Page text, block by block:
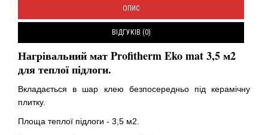
ОПИС
ВІДГУКІВ (0)
Нагрівальний мат Profitherm Eko mat 3,5 м2
для теплої підлоги.
Вкладається в шар клею безпосередньо під керамічну
плитку.
Площа теплої підлоги - 3,5 м2.